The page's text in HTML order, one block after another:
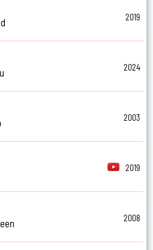
2019
2024
2003
2019
2008